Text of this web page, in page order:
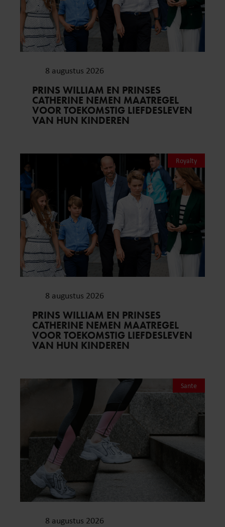
8 augustus 2026
PRINS WILLIAM EN PRINSES
CATHERINE NEMEN MAATREGEL
VOOR TOEKOMSTIG LIEFDESLEVEN
VAN HUN KINDEREN
Royalty
8 augustus 2026
PRINS WILLIAM EN PRINSES
CATHERINE NEMEN MAATREGEL
VOOR TOEKOMSTIG LIEFDESLEVEN
VAN HUN KINDEREN
Sante
8 augustus 2026